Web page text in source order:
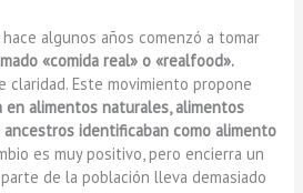
algunos años comenzó a tomar
«comida real» o «realfood».
claridad. Este movimiento propone
en alimentos naturales, alimentos
identificaban como alimento
es muy positivo, pero encierra un
de la población lleva demasiado